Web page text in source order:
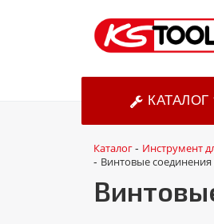
КАТАЛОГ
Каталог- Инструмент
- Винтовые